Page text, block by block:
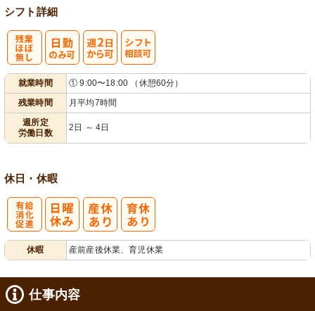
シフト詳細
就業時間
① 9:00〜18:00 （休憩60分）
残業時間
月平均7時間
週所定
労働日数
2日 ～ 4日
休日・休暇
休暇 産前産後休業、育児休業
仕事内容